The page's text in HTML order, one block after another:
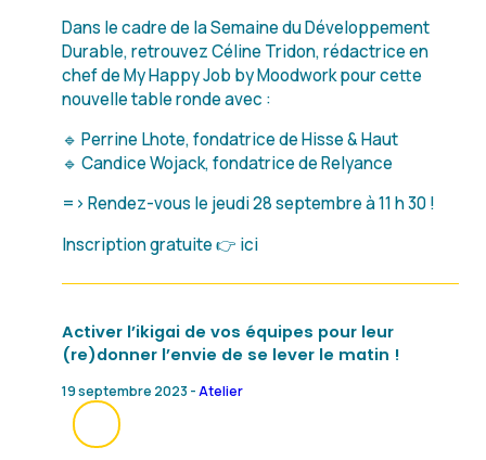
Dans le cadre de la Semaine du Développement
Durable, retrouvez Céline Tridon, rédactrice en
chef de My Happy Job by Moodwork pour cette
nouvelle table ronde avec :
🔹 Perrine Lhote, fondatrice de Hisse & Haut
🔹 Candice Wojack, fondatrice de Relyance
=> Rendez-vous le jeudi 28 septembre à 11 h 30 !
Inscription gratuite 👉 ici
Activer l’ikigai de vos équipes pour leur
(re)donner l’envie de se lever le matin !
19 septembre 2023 -Atelier